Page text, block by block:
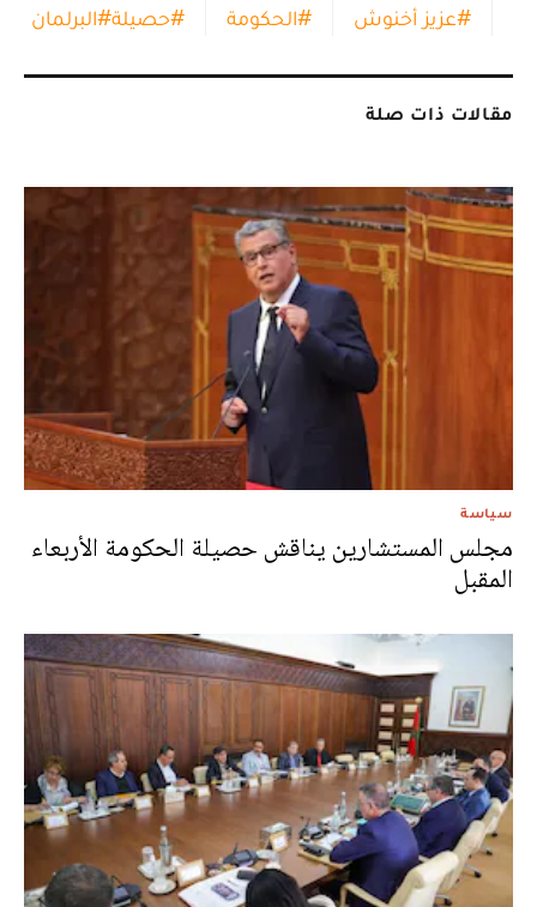
#عزيز أخنوش #الحكومة #حصيلة#البرلمان
مقالات ذات صلة
سياسة
مجلس المستشارين يناقش حصيلة الحكومة الأربعاء
المقبل